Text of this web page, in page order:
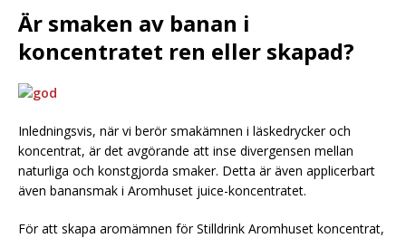
Är smaken av banan i
koncentratet ren eller skapad?
Inledningsvis, när vi berör smakämnen i läskedrycker och
koncentrat, är det avgörande att inse divergensen mellan
naturliga och konstgjorda smaker. Detta är även applicerbart
även banansmak i Aromhuset juice-koncentratet.
För att skapa aromämnen för Stilldrink Aromhuset koncentrat,